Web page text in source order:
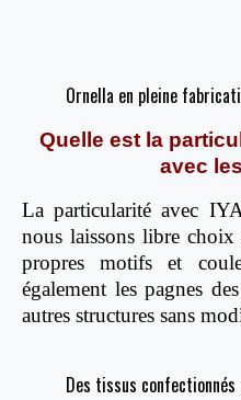
Ornella en pleine
Quelle est la
avec
La particularité avec
nous laissons libre
propres motifs et
également les pagnes
autres structures sans
Des tissus confectionnés